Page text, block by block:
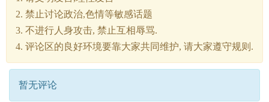
2. 禁止讨论政治,色情等敏感话题
3. 不进行人身攻击, 禁止互相辱骂.
4. 评论区的良好环境要靠大家共同维护, 请大家遵守规则.
暂无评论